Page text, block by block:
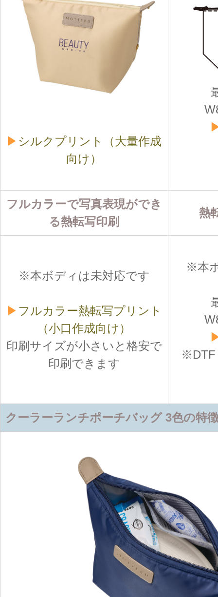
▶ シルクプリント（大量作成
向け）
フルカラーで写真表現ができ
る熱転写印刷
熱
※本ボディは未対応です
▶ フルカラー熱転写プリント
（小口作成向け）
印刷サイズが小さいと格安で
印刷できます
※本
※DTF
クーラーランチポーチバッグ 3色の特